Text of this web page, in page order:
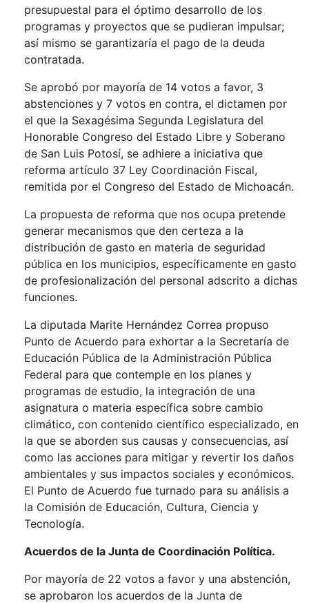
presupuestal para el óptimo desarrollo de los
programas y proyectos que se pudieran impulsar;
así mismo se garantizaría el pago de la deuda
contratada.
Se aprobó por mayoría de 14 votos a favor, 3
abstenciones y 7 votos en contra, el dictamen por
el que la Sexagésima Segunda Legislatura del
Honorable Congreso del Estado Libre y Soberano
de San Luis Potosí, se adhiere a iniciativa que
reforma artículo 37 Ley Coordinación Fiscal,
remitida por el Congreso del Estado de Michoacán.
La propuesta de reforma que nos ocupa pretende
generar mecanismos que den certeza a la
distribución de gasto en materia de seguridad
pública en los municipios, específicamente en gasto
de profesionalización del personal adscrito a dichas
funciones.
La diputada Marite Hernández Correa propuso
Punto de Acuerdo para exhortar a la Secretaría de
Educación Pública de la Administración Pública
Federal para que contemple en los planes y
programas de estudio, la integración de una
asignatura o materia específica sobre cambio
climático, con contenido científico especializado, en
la que se aborden sus causas y consecuencias, así
como las acciones para mitigar y revertir los daños
ambientales y sus impactos sociales y económicos.
El Punto de Acuerdo fue turnado para su análisis a
la Comisión de Educación, Cultura, Ciencia y
Tecnología.
Acuerdos de la Junta de Coordinación Política.
Por mayoría de 22 votos a favor y una abstención,
se aprobaron los acuerdos de la Junta de